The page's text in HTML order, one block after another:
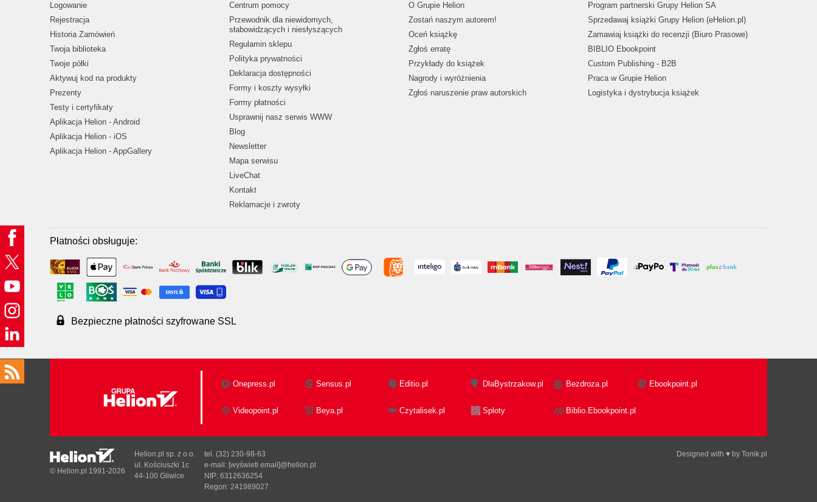
Logowanie
Rejestracja
Historia Zamówień
Twoja biblioteka
Twoje półki
Aktywuj kod na produkty
Prezenty
Testy i certyfikaty
Aplikacja Helion - Android
Aplikacja Helion - iOS
Aplikacja Helion - AppGallery
Centrum pomocy
Przewodnik dla niewidomych,
słabowidzących i niesłyszących
Regulamin sklepu
Polityka prywatności
Deklaracja dostępności
Formy i koszty wysyłki
Formy płatności
Usprawnij nasz serwis WWW
Blog
Newsletter
Mapa serwisu
LiveChat
Kontakt
Reklamacje i zwroty
O Grupie Helion
Zostań naszym autorem!
Oceń książkę
Zgłoś erratę
Przykłady do książek
Nagrody i wyróżnienia
Zgłoś naruszenie praw autorskich
Program partnerski Grupy Helion SA
Sprzedawaj książki Grupy Helion (eHelion.pl)
Zamawiaj książki do recenzji (Biuro Prasowe)
BIBLIO Ebookpoint
Custom Publishing - B2B
Praca w Grupie Helion
Logistyka i dystrybucja książek
Płatności obsługuje:
Bezpieczne płatności szyfrowane SSL
Onepress.pl Sensus.pl Editio.pl DlaBystrzakow.pl Bezdroza.pl Ebookpoint.pl
Videopoint.pl Beya.pl Czytalisek.pl Sploty Biblio.Ebookpoint.pl
Designed with ♥ by Tonik.pl
© Helion.pl 1991-2026
Helion.pl sp. z o.o.
ul. Kościuszki 1c
44-100 Gliwice
tel. (32) 230-98-63
e-mail: [wyświetl email]@helion.pl
NIP: 6312636254
Regon: 241989027